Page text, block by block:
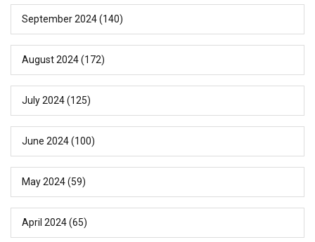
September 2024(140)
August 2024(172)
July 2024(125)
June 2024(100)
May 2024(59)
April 2024(65)